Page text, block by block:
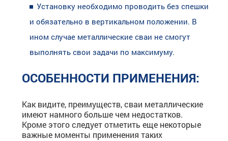
Установку необходимо проводить без спешки
и обязательно в вертикальном положении. В
ином случае металлические сваи не смогут
выполнять свои задачи по максимуму.
ОСОБЕННОСТИ ПРИМЕНЕНИЯ:
Как видите, преимуществ, сваи металлические
имеют намного больше чем недостатков.
Кроме этого следует отметить еще некоторые
важные моменты применения таких